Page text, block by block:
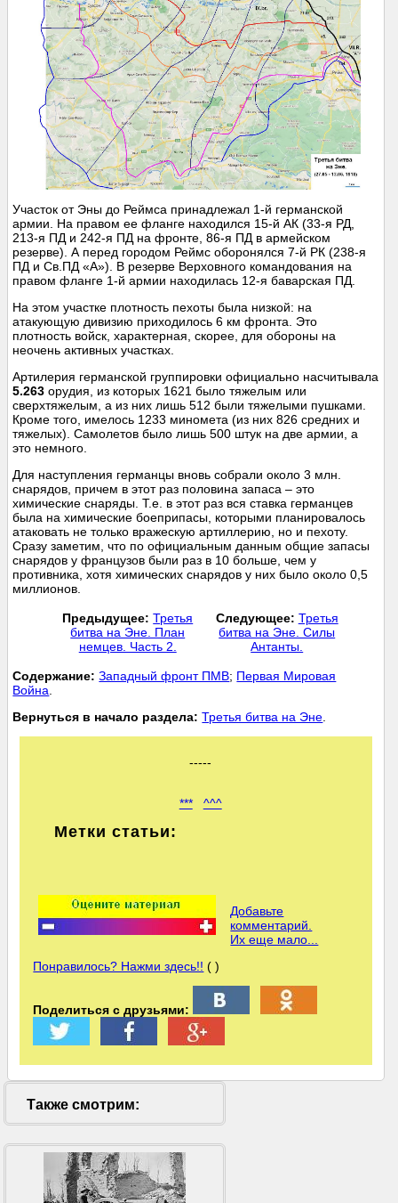
Участок от Эны до Реймса принадлежал 1-й германской
армии. На правом ее фланге находился 15-й АК (33-я РД,
213-я ПД и 242-я ПД на фронте, 86-я ПД в армейском
резерве). А перед городом Реймс оборонялся 7-й РК (238-я
ПД и Св.ПД «А»). В резерве Верховного командования на
правом фланге 1-й армии находилась 12-я баварская ПД.
На этом участке плотность пехоты была низкой: на
атакующую дивизию приходилось 6 км фронта. Это
плотность войск, характерная, скорее, для обороны на
неочень активных участках.
Артилерия германской группировки официально насчитывала
5.263 орудия, из которых 1621 было тяжелым или
сверхтяжелым, а из них лишь 512 были тяжелыми пушками.
Кроме того, имелось 1233 миномета (из них 826 средних и
тяжелых). Самолетов было лишь 500 штук на две армии, а
это немного.
Для наступления германцы вновь собрали около 3 млн.
снарядов, причем в этот раз половина запаса – это
химические снаряды. Т.е. в этот раз вся ставка германцев
была на химические боеприпасы, которыми планировалось
атаковать не только вражескую артиллерию, но и пехоту.
Сразу заметим, что по официальным данным общие запасы
снарядов у французов были раз в 10 больше, чем у
противника, хотя химических снарядов у них было около 0,5
миллионов.
Предыдущее: Третья
битва на Эне. План
немцев. Часть 2.
Следующее: Третья
битва на Эне. Силы
Антанты.
Cодержание: Западный фронт ПМВ; Первая Мировая
Война
Вернуться в начало раздела: Третья битва на Эне
-----
*** ^^^
Метки статьи:
Добавьте
комментарий.
Их еще мало...
Понравилось? Нажми здесь!! ( )
Поделиться с друзьями:
Также смотрим: